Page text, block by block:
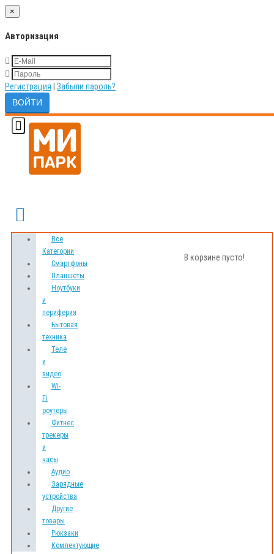
×
Авторизация
Регистрация Забыли пароль?
В корзине пусто!
Все
Категории
Смартфоны
Планшеты
Ноутбуки
и
периферия
Бытовая
техника
Теле
и
видео
Wi-
Fi
роутеры
Фитнес
трекеры
и
часы
Аудио
Зарядные
устройства
Другие
товары
Рюкзаки
Комлектующие